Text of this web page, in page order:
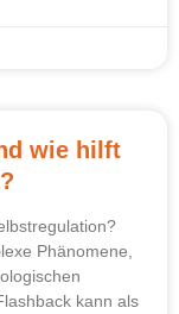
wie hilft
Phänomene,
kann als